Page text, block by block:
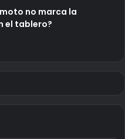
no marca la
el tablero?